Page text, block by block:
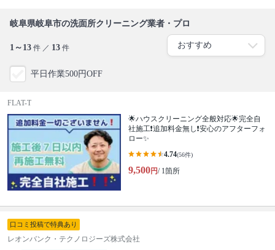
岐阜県岐阜市の洗面所クリーニング業者・プロ
1～13 件 ／ 13 件
平日作業500円OFF
FLAT-T
🌟ハウスクリーニング全般対応🌟完全自
社施工❗️追加料金無し❗️安心のアフターフォ
ロー✨
4.74(56件)
9,500円/ 1箇所
口コミ投稿で特典あり
レオンバンク・テクノロジーズ株式会社